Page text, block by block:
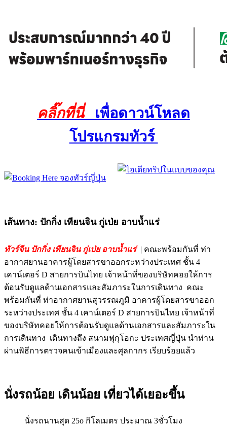
คลิ๊กที่นี่
เพื่อดาวน์โหลด
โปรแกรมทัวร์
เส้นทาง: ปักกิ่ง เทียนจิน กู่เป่ย อาบน้ำแร่
ทัวร์จีน ปักกิ่ง เทียนจิน กู่เป่ย อาบน้ำแร่ | คณะพร้อมกันที่ ท่า
อากาศยานอาคารผู้โดยสารขาออกระหว่างประเทศ ชั้น 4
เคาน์เตอร์ D สายการบินไทย เจ้าหน้าที่ของบริษัทคอยให้การ
ต้อนรับดูแลด้านเอกสารและสัมภาระในการเดินทาง คณะ
พร้อมกันที่ ท่าอากาศยานสุวรรณภูมิ อาคารผู้โดยสารขาออก
ระหว่างประเทศ ชั้น 4 เคาน์เตอร์ D สายการบินไทย เจ้าหน้าที่
ของบริษัทคอยให้การต้อนรับดูแลด้านเอกสารและสัมภาระใน
การเดินทาง เดินทางถึง สนามฟุกุโอกะ ประเทศญี่ปุ่น นำท่าน
ผ่านพิธีการตรวจคนเข้าเมืองและศุลกากร เรียบร้อยแล้ว
นั่งรถน้อย เดินน้อย เที่ยวได้เยอะขึ้น
นั่งรถนานสุด 25o กิโลเมตร ประมาณ 3ชั่วโมง